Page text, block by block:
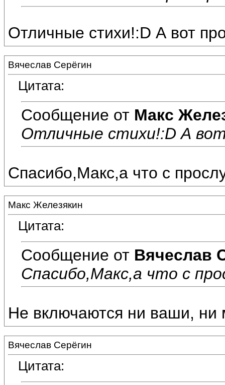
Отличные стихи!:D А вот
Вячеслав Серёгин
Цитата:
Сообщение от Макс
Отличные стихи!:D А
Спасибо,Макс,а что с
Макс Железякин
Цитата:
Сообщение от Вячеслав
Спасибо,Макс,а что с
Не включаются ни ваши, ни
Вячеслав Серёгин
Цитата: